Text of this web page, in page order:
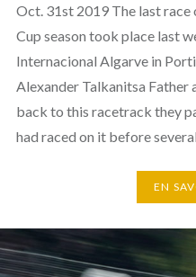
Oct. 31st 2019 The last
Cup season took place last
Internacional Algarve in
Alexander Talkanitsa Father
back to this racetrack they
had raced on it before
EN